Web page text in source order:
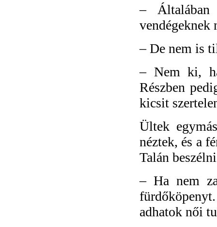
–
vendégeknek
–De nem is
– Nem ki,
Részben
kicsit
Ültek
néztek, és a
Talán
– Ha nem
adhatok női